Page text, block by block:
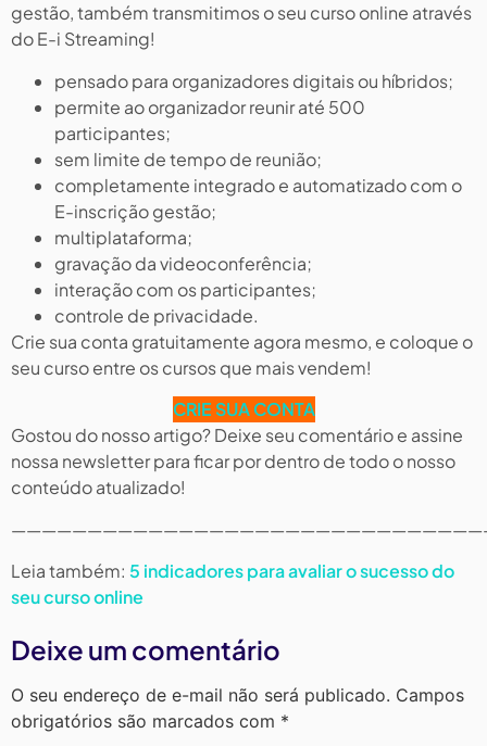
gestão, também transmitimos o seu curso online através
do E-i Streaming!
pensado para organizadores digitais ou híbridos;
permite ao organizador reunir até 500
participantes;
sem limite de tempo de reunião;
completamente integrado e automatizado com o
E-inscrição gestão;
multiplataforma;
gravação da videoconferência;
interação com os participantes;
controle de privacidade.
Crie sua conta gratuitamente agora mesmo, e coloque o
seu curso entre os cursos que mais vendem!
CRIE SUA CONTA
Gostou do nosso artigo? Deixe seu comentário e assine
nossa newsletter para ficar por dentro de todo o nosso
conteúdo atualizado!
Leia também: 5 indicadores para avaliar o sucesso do
seu curso online
Deixe um comentário
O seu endereço de e-mail não será publicado. Campos
obrigatórios são marcados com *